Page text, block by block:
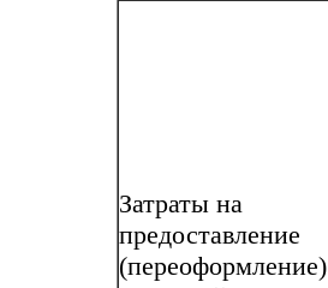
Затраты на
предоставление
(переоформление)